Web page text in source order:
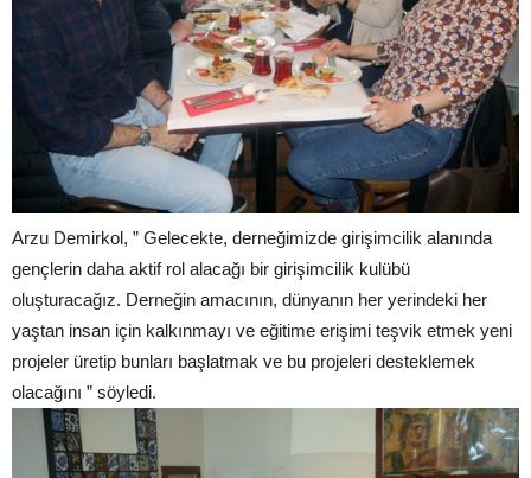
Arzu Demirkol, ” Gelecekte, derneğimizde girişimcilik alanında
gençlerin daha aktif rol alacağı bir girişimcilik kulübü
oluşturacağız. Derneğin amacının, dünyanın her yerindeki her
yaştan insan için kalkınmayı ve eğitime erişimi teşvik etmek yeni
projeler üretip bunları başlatmak ve bu projeleri desteklemek
olacağını ” söyledi.